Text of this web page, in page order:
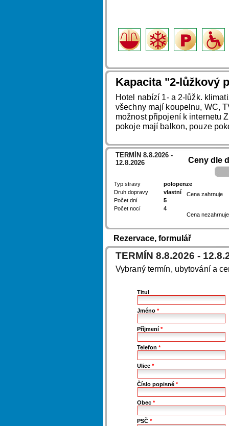
Kapacita "2-lůžkový
Hotel nabízí 1- a 2-lůžk.
všechny mají koupelnu, WC,
možnost připojení k internetu
pokoje mají balkon, pouze
TERMÍN 8.8.2026 -
12.8.2026
Typ stravy
polopenze
Druh dopravy
vlastní
Počet dní
5
Počet nocí
4
Ceny dle
Cena zahrnuje
Cena nezahrnuje
Rezervace, formulář
TERMÍN 8.8.2026 -
Vybraný termín, ubytování a
Titul
Jméno*
Příjmení*
Telefon*
Ulice*
Číslo popisné*
Obec*
PSČ*